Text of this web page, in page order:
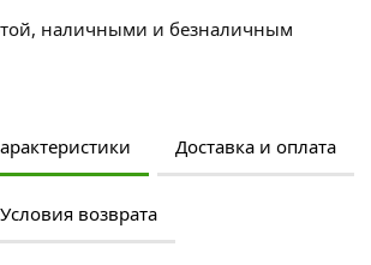
наличными и безналичным
Доставка и оплата
Условия возврата